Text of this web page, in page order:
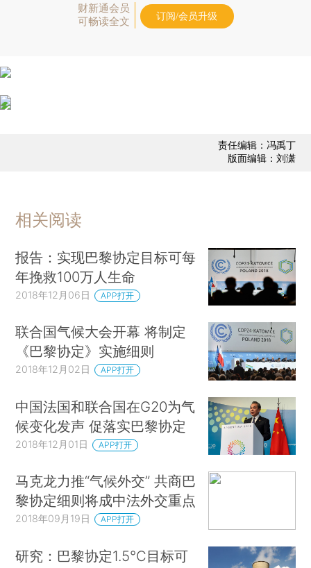
财新通会员
可畅读全文
订阅/会员升级
责任编辑：冯禹丁
版面编辑：刘潇
相关阅读
报告：实现巴黎协定目标可每
年挽救100万人生命
2018年12月06日 APP打开
联合国气候大会开幕 将制定
《巴黎协定》实施细则
2018年12月02日 APP打开
中国法国和联合国在G20为气
候变化发声 促落实巴黎协定
2018年12月01日 APP打开
马克龙力推“气候外交” 共商巴
黎协定细则将成中法外交重点
2018年09月19日 APP打开
研究：巴黎协定1.5℃目标可